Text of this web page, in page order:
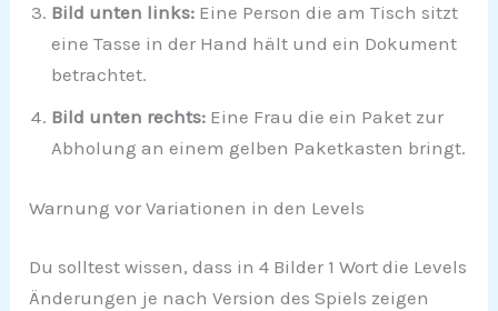
Bild unten links: Eine Person die am Tisch sitzt
eine Tasse in der Hand hält und ein Dokument
betrachtet.
Bild unten rechts: Eine Frau die ein Paket zur
Abholung an einem gelben Paketkasten bringt.
Warnung vor Variationen in den Levels
Du solltest wissen, dass in 4 Bilder 1 Wort die Levels
Änderungen je nach Version des Spiels zeigen